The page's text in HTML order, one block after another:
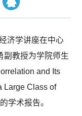
济学讲座在中心
副教授为学院师生
and Its
Large Class of
学术报告。